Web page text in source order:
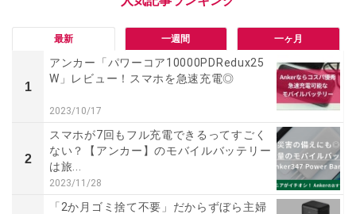
最新 一週間 一ヶ月
1
アンカー「パワーコア10000PDRedux25
W」レビュー！スマホを急速充電◎
2023/10/17
2
スマホが7回もフル充電できるってすごく
ない？【アンカー】のモバイルバッテリー
は旅...
2023/11/28
「2か月ゴミ捨て不要」だからずぼら主婦